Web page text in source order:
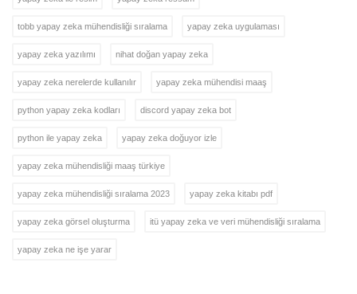
tobb yapay zeka mühendisliği sıralama yapay zeka uygulaması
yapay zeka yazılımı nihat doğan yapay zeka
yapay zeka nerelerde kullanılır yapay zeka mühendisi maaş
python yapay zeka kodları discord yapay zeka bot
python ile yapay zeka yapay zeka doğuyor izle
yapay zeka mühendisliği maaş türkiye
yapay zeka mühendisliği sıralama 2023 yapay zeka kitabı pdf
yapay zeka görsel oluşturma itü yapay zeka ve veri mühendisliği sıralama
yapay zeka ne işe yarar